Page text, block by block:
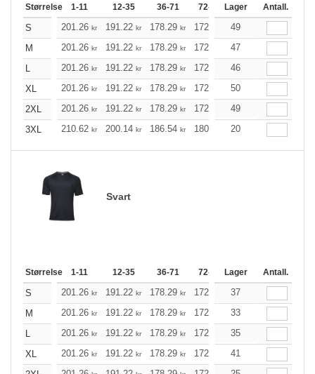
Størrelse 1-11 12-35 36-71 72-143 144-287
Lager Antall.
S 201.26 kr 191.22 kr 178.29 kr 172.49 163.91
49
M
201.26 kr 191.22 kr 178.29 kr 172.49 163.91
47
L
201.26 kr 191.22 kr 178.29 kr 172.49 163.91
46
XL
201.26 kr 191.22 kr 178.29 kr 172.49 163.91
50
2XL
201.26 kr 191.22 kr 178.29 kr 172.49 163.91
49
3XL
210.62 kr 200.14 kr 186.54 kr 180.52 171.49
20
Svart
Størrelse 1-11 12-35 36-71 72-143 144-287
Lager Antall.
S 201.26 kr 191.22 kr 178.29 kr 172.49 163.91
37
M
201.26 kr 191.22 kr 178.29 kr 172.49 163.91
33
L
201.26 kr 191.22 kr 178.29 kr 172.49 163.91
35
XL
201.26 kr 191.22 kr 178.29 kr 172.49 163.91
41